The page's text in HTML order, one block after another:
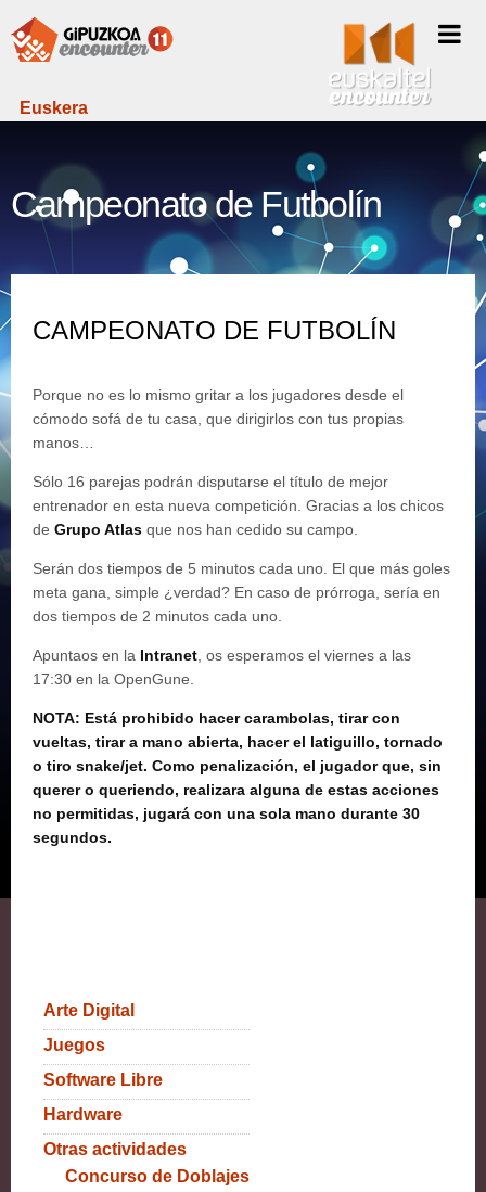
Euskera
Campeonato de Futbolín
CAMPEONATO DE FUTBOLÍN
Porque no es lo mismo gritar a los jugadores desde el
cómodo sofá de tu casa, que dirigirlos con tus propias
manos…
Sólo 16 parejas podrán disputarse el título de mejor
entrenador en esta nueva competición. Gracias a los chicos
de Grupo Atlas que nos han cedido su campo.
Serán dos tiempos de 5 minutos cada uno. El que más goles
meta gana, simple ¿verdad? En caso de prórroga, sería en
dos tiempos de 2 minutos cada uno.
Apuntaos en la Intranet , os esperamos el viernes a las
17:30 en la OpenGune.
NOTA: Está prohibido hacer carambolas, tirar con
vueltas, tirar a mano abierta, hacer el latiguillo, tornado
o tiro snake/jet. Como penalización, el jugador que, sin
querer o queriendo, realizara alguna de estas acciones
no permitidas, jugará con una sola mano durante 30
segundos.
Arte Digital
Juegos
Software Libre
Hardware
Otras actividades
Concurso de Doblajes